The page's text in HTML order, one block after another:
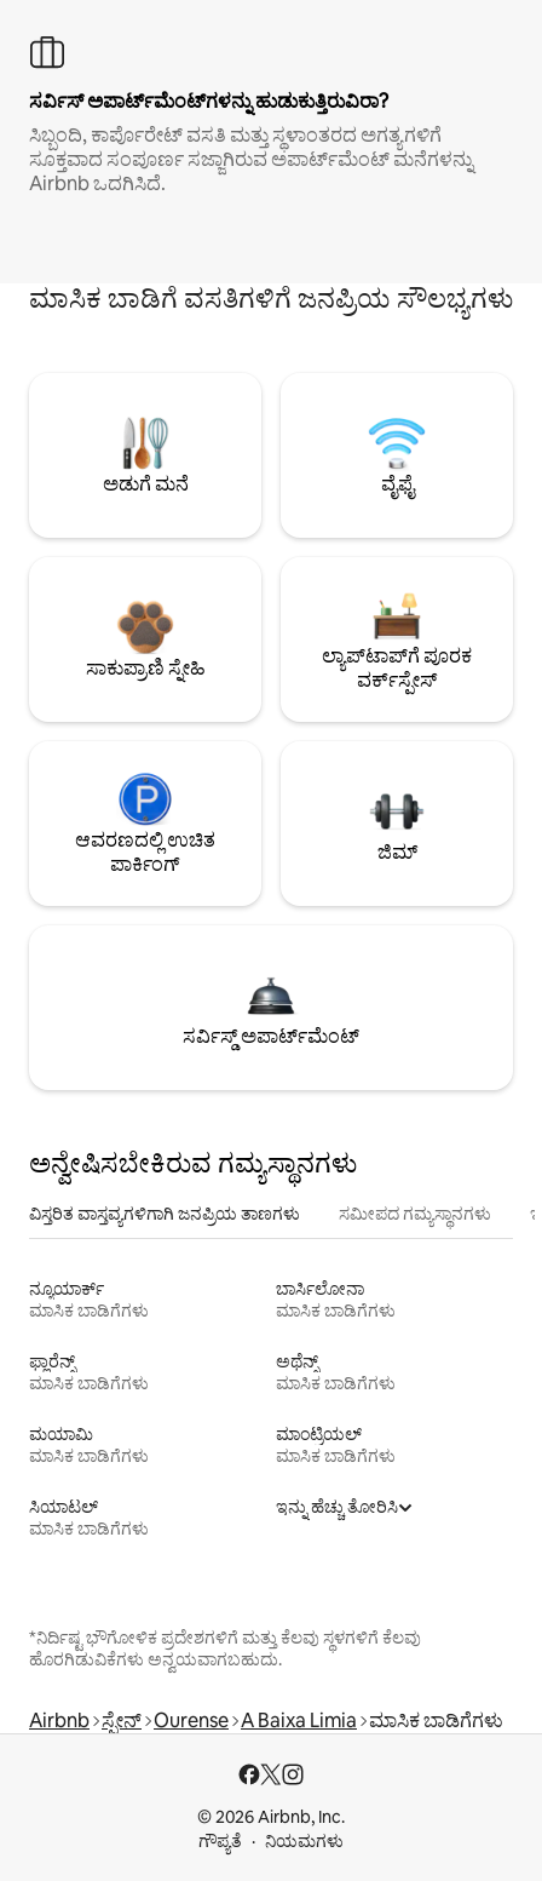
ಸರ್ವಿಸ್ ಅಪಾರ್ಟ್‌ಮೆಂಟ್‌ಗಳನ್ನು ಹುಡುಕುತ್ತಿರುವಿರಾ?
ಸಿಬ್ಬಂದಿ, ಕಾರ್ಪೊರೇಟ್ ವಸತಿ ಮತ್ತು ಸ್ಥಳಾಂತರದ ಅಗತ್ಯಗಳಿಗೆ
ಸೂಕ್ತವಾದ ಸಂಪೂರ್ಣ ಸಜ್ಜಾಗಿರುವ ಅಪಾರ್ಟ್‌ಮೆಂಟ್ ಮನೆಗಳನ್ನು
Airbnb ಒದಗಿಸಿದೆ.
ಮಾಸಿಕ ಬಾಡಿಗೆ ವಸತಿಗಳಿಗೆ ಜನಪ್ರಿಯ ಸೌಲಭ್ಯಗಳು
ಅಡುಗೆ ಮನೆ ವೈಫೈ
ಸಾಕುಪ್ರಾಣಿ ಸ್ನೇಹಿ
ಲ್ಯಾಪ್‌ಟಾಪ್‌ಗೆ ಪೂರಕ
ವರ್ಕ್‌ಸ್ಪೇಸ್
ಆವರಣದಲ್ಲಿ ಉಚಿತ
ಪಾರ್ಕಿಂಗ್
ಜಿಮ್
ಸರ್ವಿಸ್ಡ್ ಅಪಾರ್ಟ್‌ಮೆಂಟ್
ಅನ್ವೇಷಿಸಬೇಕಿರುವ ಗಮ್ಯಸ್ಥಾನಗಳು
ವಿಸ್ತರಿತ ವಾಸ್ತವ್ಯಗಳಿಗಾಗಿ ಜನಪ್ರಿಯ ತಾಣಗಳು ಸಮೀಪದ ಗಮ್ಯಸ್ಥಾನಗಳು
ನ್ಯೂಯಾರ್ಕ್
ಮಾಸಿಕ ಬಾಡಿಗೆಗಳು
ಬಾರ್ಸಿಲೋನಾ
ಮಾಸಿಕ ಬಾಡಿಗೆಗಳು
ಫ್ಲಾರೆನ್ಸ್
ಮಾಸಿಕ ಬಾಡಿಗೆಗಳು
ಅಥೆನ್ಸ್
ಮಾಸಿಕ ಬಾಡಿಗೆಗಳು
ಮಯಾಮಿ
ಮಾಸಿಕ ಬಾಡಿಗೆಗಳು
ಮಾಂಟ್ರಿಯಲ್
ಮಾಸಿಕ ಬಾಡಿಗೆಗಳು
ಸಿಯಾಟಲ್
ಮಾಸಿಕ ಬಾಡಿಗೆಗಳು
ಇನ್ನು ಹೆಚ್ಚು ತೋರಿಸಿ
*ನಿರ್ದಿಷ್ಟ ಭೌಗೋಳಿಕ ಪ್ರದೇಶಗಳಿಗೆ ಮತ್ತು ಕೆಲವು ಸ್ಥಳಗಳಿಗೆ ಕೆಲವು
ಹೊರಗಿಡುವಿಕೆಗಳು ಅನ್ವಯವಾಗಬಹುದು.
Airbnb ಸ್ಪೇನ್ Ourense A Baixa Limia ಮಾಸಿಕ ಬಾಡಿಗೆಗಳು
© 2026 Airbnb, Inc.
ಗೌಪ್ಯತೆ
ನಿಯಮಗಳು